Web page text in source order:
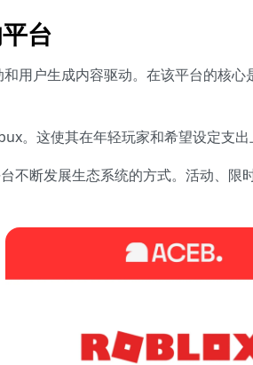
台
户生成内容驱动。在该平台的核
。这使其在年轻玩家和希望设定支出
不断发展生态系统的方式。活动、